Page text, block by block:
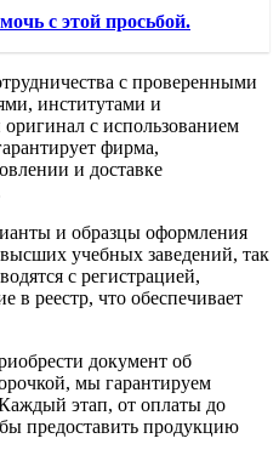
с этой просьбой.
с проверенными
институтами и
с использованием
фирма,
и доставке
и образцы оформления
учебных заведений, так
с регистрацией,
в реестр, что обеспечивает
документ об
мы гарантируем
этап, от оплаты до
предоставить продукцию